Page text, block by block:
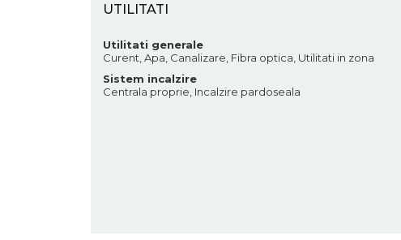
UTILITATI
Utilitati generale
Curent, Apa, Canalizare, Fibra optica, Utilitati in zona
Sistem incalzire
Centrala proprie, Incalzire pardoseala